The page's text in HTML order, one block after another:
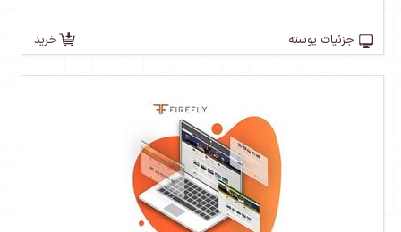
جزئیات پوسته خرید